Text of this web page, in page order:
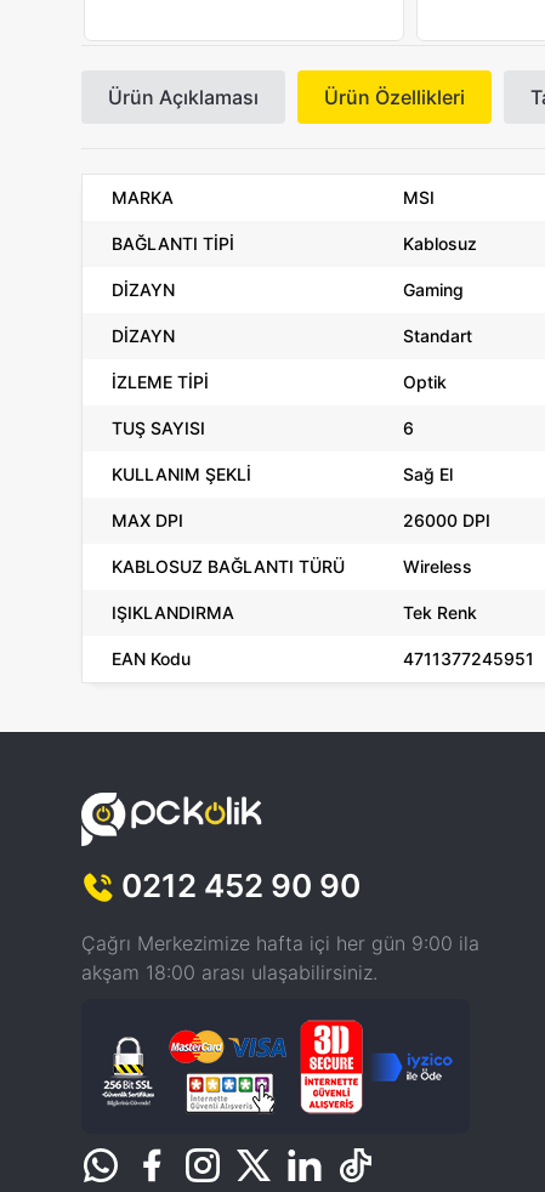
Ürün Açıklaması Ürün Özellikleri
MARKA MSI
BAĞLANTI TİPİ Kablosuz
DİZAYN Gaming
DİZAYN Standart
İZLEME TİPİ Optik
TUŞ SAYISI 6
KULLANIM ŞEKLİ Sağ El
MAX DPI 26000 DPI
KABLOSUZ BAĞLANTI TÜRÜ Wireless
IŞIKLANDIRMA Tek Renk
EAN Kodu 4711377245951
0212 452 90 90
Çağrı Merkezimize hafta içi her gün 9:00 ila
akşam 18:00 arası ulaşabilirsiniz.